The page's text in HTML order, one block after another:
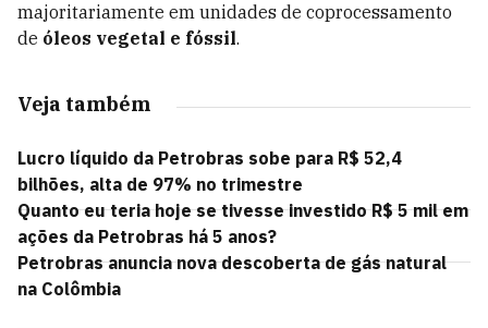
majoritariamente em unidades de coprocessamento
de óleos vegetal e fóssil.
Veja também
Lucro líquido da Petrobras sobe para R$ 52,4
bilhões, alta de 97% no trimestre
Quanto eu teria hoje se tivesse investido R$ 5 mil em
ações da Petrobras há 5 anos?
Petrobras anuncia nova descoberta de gás natural
na Colômbia